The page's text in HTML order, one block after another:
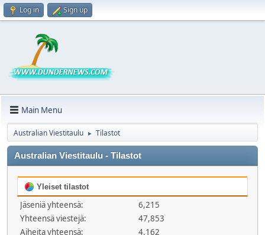
Log in Sign up
Main Menu
Australian Viestitaulu ► Tilastot
Australian Viestitaulu - Tilastot
Yleiset tilastot
Jäseniä yhteensä:
6,215
Yhteensä viestejä:
47,853
Aiheita yhteensä:
4,162